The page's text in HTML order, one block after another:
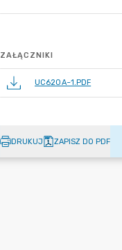
ZAŁĄCZNIKI
UC620A~1.PDF
DRUKUJ ZAPISZ DO PDF